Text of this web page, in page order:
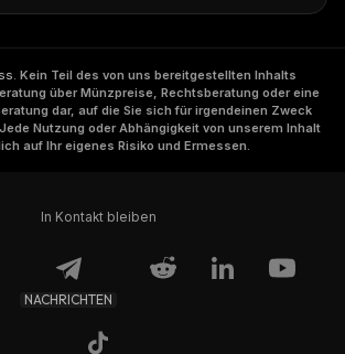
. Kein Teil des von uns bereitgestellten Inhalts
über Münzpreise, Rechtsberatung oder eine
dar, auf die Sie sich für irgendeinen Zweck
Nutzung oder Abhängigkeit von unserem Inhalt
auf Ihr eigenes Risiko und Ermessen.
In Kontakt bleiben
NACHRICHTEN